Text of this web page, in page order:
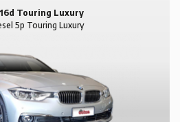
Touring Luxury
5p Touring Luxury